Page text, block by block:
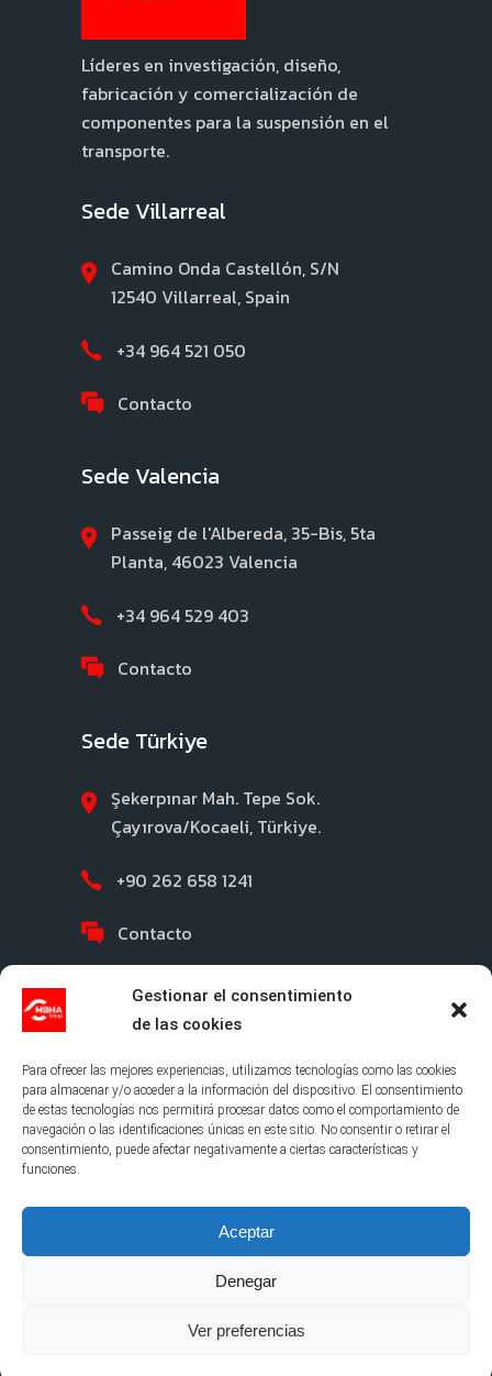
Gestionar el consentimiento
de las cookies
Para ofrecer las mejores experiencias, utilizamos tecnologías como las cookies
para almacenar y/o acceder a la información del dispositivo. El consentimiento
de estas tecnologías nos permitirá procesar datos como el comportamiento de
navegación o las identificaciones únicas en este sitio. No consentir o retirar el
consentimiento, puede afectar negativamente a ciertas características y
funciones.
Aceptar
Denegar
Ver preferencias
Líderes en investigación, diseño,
fabricación y comercialización de
componentes para la suspensión en el
transporte.
Sede Villarreal
Camino Onda Castellón, S/N
12540 Villarreal, Spain
+34 964 521 050
Contacto
Sede Valencia
Passeig de l'Albereda, 35-Bis, 5ta
Planta, 46023 Valencia
+34 964 529 403
Contacto
Sede Türkiye
Şekerpınar Mah. Tepe Sok.
Çayırova/Kocaeli, Türkiye.
+90 262 658 1241
Contacto
©2026 MBHA |Política de Privacidad|Aviso
Legal|Cookies|Canal Ético